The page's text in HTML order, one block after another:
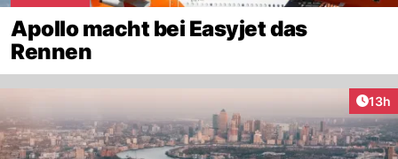
Apollo macht bei Easyjet das
Rennen
13h